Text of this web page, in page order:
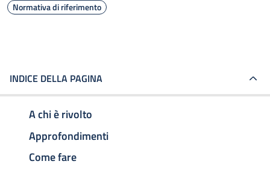
Normativa di riferimento
INDICE DELLA PAGINA
A chi è rivolto
Approfondimenti
Come fare